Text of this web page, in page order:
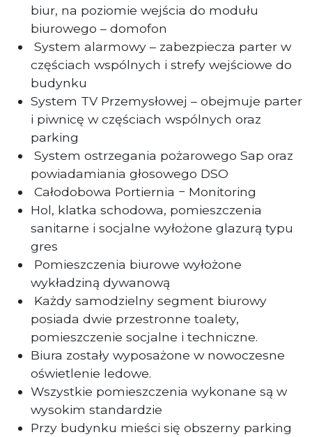
biur, na poziomie wejścia do modułu
biurowego – domofon
System alarmowy – zabezpiecza parter w
częściach wspólnych i strefy wejściowe do
budynku
System TV Przemysłowej – obejmuje parter
i piwnicę w częściach wspólnych oraz
parking
System ostrzegania pożarowego Sap oraz
powiadamiania głosowego DSO
Całodobowa Portiernia − Monitoring
Hol, klatka schodowa, pomieszczenia
sanitarne i socjalne wyłożone glazurą typu
gres
Pomieszczenia biurowe wyłożone
wykładziną dywanową
Każdy samodzielny segment biurowy
posiada dwie przestronne toalety,
pomieszczenie socjalne i techniczne.
Biura zostały wyposażone w nowoczesne
oświetlenie ledowe.
Wszystkie pomieszczenia wykonane są w
wysokim standardzie
Przy budynku mieści się obszerny parking